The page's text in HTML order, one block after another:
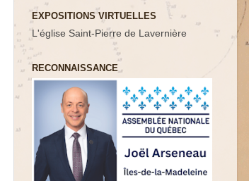
EXPOSITIONS VIRTUELLES
L'église Saint-Pierre de Lavernière
RECONNAISSANCE